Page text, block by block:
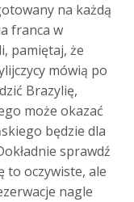
na każdą
franca w
pamiętaj, że
mówią po
Brazylię,
może okazać
będzie dla
sprawdź
to oczywiste, ale
nagle